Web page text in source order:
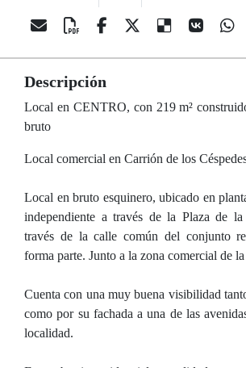
Descripción
Local en CENTRO, con 219 m²
bruto
Local comercial en Carrión de los
Local en bruto esquinero, ubicado en
independiente a través de la Plaza de
través de la calle común del conjunto
forma parte. Junto a la zona comercial de
Cuenta con una muy buena visibilidad
como por su fachada a una de las
localidad.